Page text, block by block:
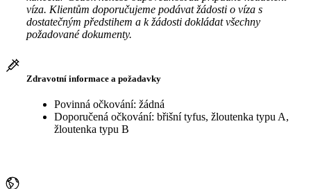
víza. Klientům doporučujeme podávat žádosti o víza s
dostatečným předstihem a k žádosti dokládat všechny
požadované dokumenty.
Zdravotní informace a požadavky
Povinná očkování: žádná
Doporučená očkování: břišní tyfus, žloutenka typu A,
žloutenka typu B